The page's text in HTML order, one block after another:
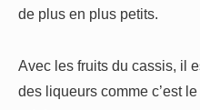
de plus en plus petits.
Avec les fruits du cassis, il
des liqueurs comme c’est